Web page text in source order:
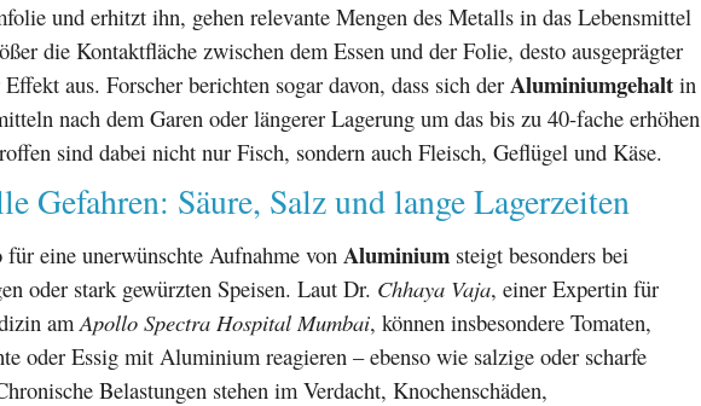
und erhitzt ihn, gehen relevante Mengen des Metalls in das Lebensmittel
die Kontaktfläche zwischen dem Essen und der Folie, desto ausgeprägter
aus. Forscher berichten sogar davon, dass sich der Aluminiumgehalt in
nach dem Garen oder längerer Lagerung um das bis zu 40-fache erhöhen
sind dabei nicht nur Fisch, sondern auch Fleisch, Geflügel und Käse.
Gefahren: Säure, Salz und lange Lagerzeiten
eine unerwünschte Aufnahme von Aluminium steigt besonders bei
oder stark gewürzten Speisen. Laut Dr. Chhaya Vaja, einer Expertin für
am Apollo Spectra Hospital Mumbai, können insbesondere Tomaten,
oder Essig mit Aluminium reagieren – ebenso wie salzige oder scharfe
Belastungen stehen im Verdacht, Knochenschäden,